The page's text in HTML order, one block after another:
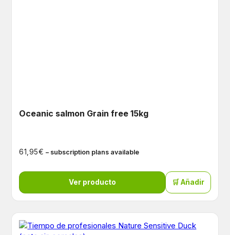
Oceanic salmon Grain free 15kg
61,95€ – subscription plans available
Ver producto 🛒 Añadir